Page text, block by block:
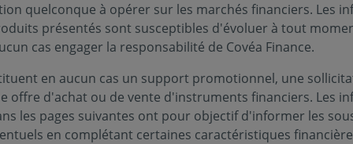
entité du groupe Covéa autre que Covéa Finance
Finance traite uniquement les réclamations qui
clients professionnels), mais ne peut prendre
d’assurance.
quelconque à opérer sur les marchés financiers. Les
présentés sont susceptibles d'évoluer à tout
cas engager la responsabilité de Covéa Finance.
en aucun cas un support promotionnel, une
offre d'achat ou de vente d'instruments financiers. Les
les pages suivantes ont pour objectif d'informer les
en complétant certaines caractéristiques